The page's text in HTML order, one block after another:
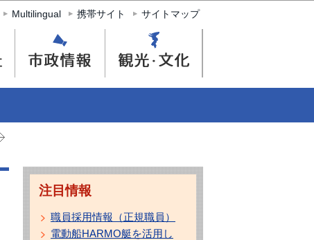
Multilingual 携帯サイト サイトマップ
注目情報
職員採用情報（正規職員）
電動船HARMO艇を活用し